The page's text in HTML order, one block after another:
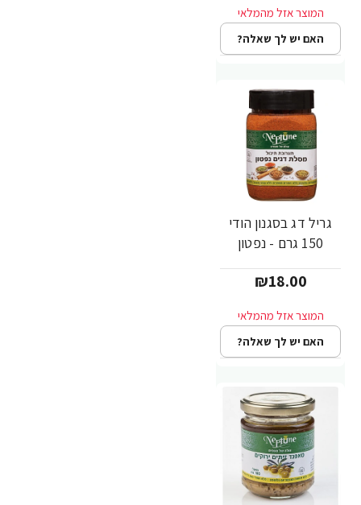
האם יש לך שאלה?
גריל דג בסגנון הודי
150 גרם - נפטון
₪18.00
האם יש לך שאלה?